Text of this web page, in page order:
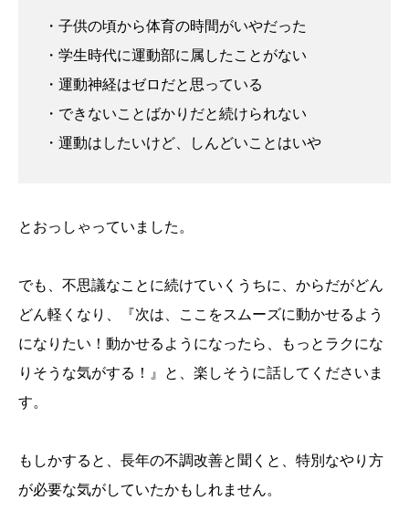
・子供の頃から体育の時間がいやだった
・学生時代に運動部に属したことがない
・運動神経はゼロだと思っている
・できないことばかりだと続けられない
・運動はしたいけど、しんどいことはいや
とおっしゃっていました。
でも、不思議なことに続けていくうちに、からだがどん
どん軽くなり、『次は、ここをスムーズに動かせるよう
になりたい！動かせるようになったら、もっとラクにな
りそうな気がする！』と、楽しそうに話してくださいま
す。
もしかすると、長年の不調改善と聞くと、特別なやり方
が必要な気がしていたかもしれません。